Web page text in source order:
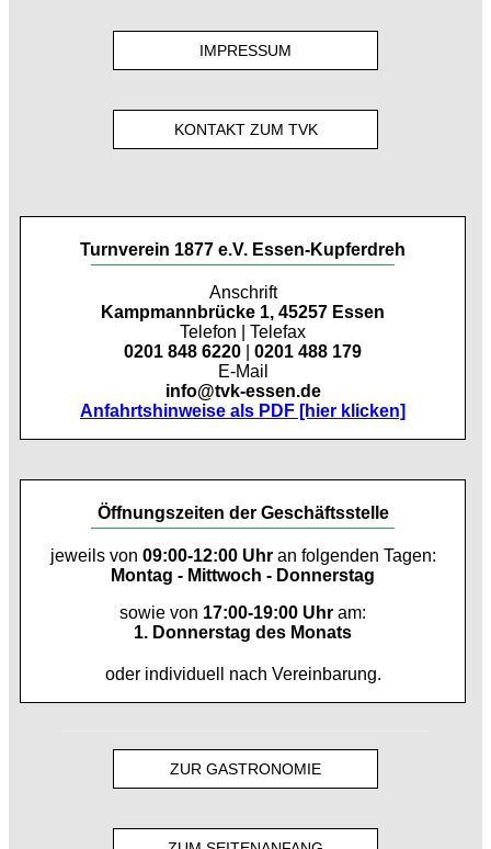
IMPRESSUM
KONTAKT ZUM TVK
Turnverein 1877 e.V. Essen-Kupferdreh
Anschrift
Kampmannbrücke 1, 45257 Essen
Telefon | Telefax
0201 848 6220
0201 488 179
E-Mail
info@tvk-essen.de
Anfahrtshinweise als PDF [hier klicken]
Öffnungszeiten der Geschäftsstelle
jeweils von 09:00-12:00 Uhran folgenden Tagen:
Montag - Mittwoch - Donnerstag
sowie von 17:00-19:00 Uhr am:
1. Donnerstag des Monats
oder individuell nach Vereinbarung.
ZUR GASTRONOMIE